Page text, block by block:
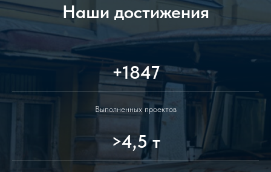
Наши достижения
+1847
Выполненных проектов
>4,5 т